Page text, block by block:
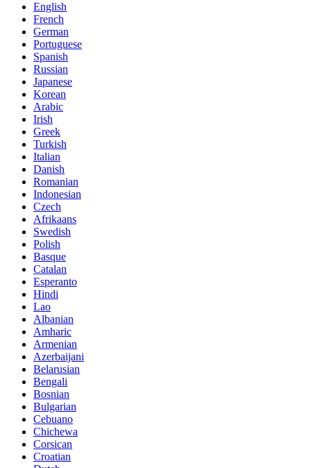
English
French
German
Portuguese
Spanish
Russian
Japanese
Korean
Arabic
Irish
Greek
Turkish
Italian
Danish
Romanian
Indonesian
Czech
Afrikaans
Swedish
Polish
Basque
Catalan
Esperanto
Hindi
Lao
Albanian
Amharic
Armenian
Azerbaijani
Belarusian
Bengali
Bosnian
Bulgarian
Cebuano
Chichewa
Corsican
Croatian